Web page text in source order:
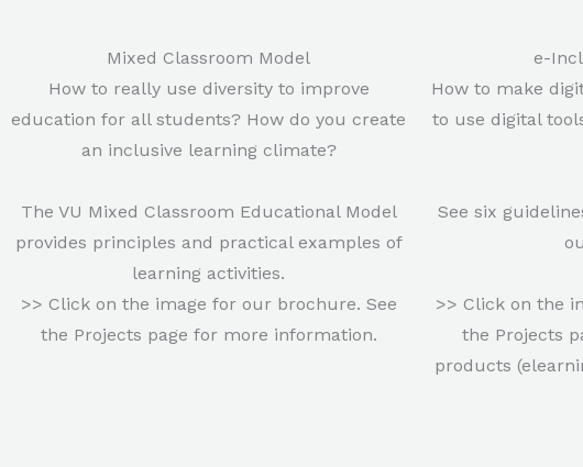
Mixed Classroom Model
How to really use diversity to improve
education for all students? How do you create
an inclusive learning climate?
The VU Mixed Classroom Educational Model
provides principles and practical examples of
learning activities.
>> Click on the image for our brochure. See
the Projects page for more information.
e-
How to make
to use digital
See six
>> Click on the
the Projects
products